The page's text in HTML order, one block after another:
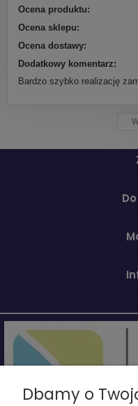
Ocena produktu:
Ocena sklepu:
Ocena dostawy:
Dodatkowy komentarz:
Bardzo szybko realizację
Dbamy o